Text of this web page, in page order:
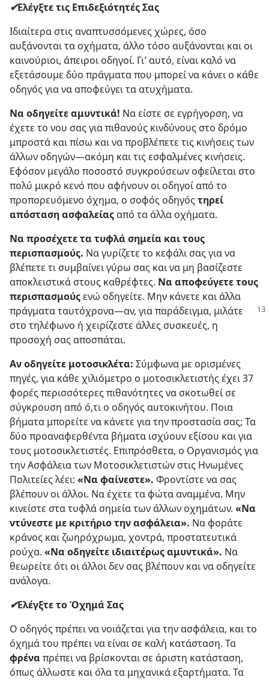
✔Ελέγξτε τις Επιδεξιότητές Σας
Ιδιαίτερα στις αναπτυσσόμενες χώρες, όσο
αυξάνονται τα οχήματα, άλλο τόσο αυξάνονται και οι
καινούριοι, άπειροι οδηγοί. Γι’ αυτό, είναι καλό να
εξετάσουμε δύο πράγματα που μπορεί να κάνει ο κάθε
οδηγός για να αποφεύγει τα ατυχήματα.
Να οδηγείτε αμυντικά! Να είστε σε εγρήγορση, να
έχετε το νου σας για πιθανούς κινδύνους στο δρόμο
μπροστά και πίσω και να προβλέπετε τις κινήσεις των
άλλων οδηγών​—ακόμη και τις εσφαλμένες κινήσεις.
Εφόσον μεγάλο ποσοστό συγκρούσεων οφείλεται στο
πολύ μικρό κενό που αφήνουν οι οδηγοί από το
προπορευόμενο όχημα, ο σοφός οδηγός τηρεί
απόσταση ασφαλείαςαπό τα άλλα οχήματα.
Να προσέχετε τα τυφλά σημεία και τους
περισπασμούς. Να γυρίζετε το κεφάλι σας για να
βλέπετε τι συμβαίνει γύρω σας και να μη βασίζεστε
αποκλειστικά στους καθρέφτες. Να αποφεύγετε τους
περισπασμούςενώ οδηγείτε. Μην κάνετε και άλλα
πράγματα ταυτόχρονα​—αν, για παράδειγμα, μιλάτε
στο τηλέφωνο ή χειρίζεστε άλλες συσκευές, η
προσοχή σας αποσπάται.
Αν οδηγείτε μοτοσικλέτα: Σύμφωνα με ορισμένες
πηγές, για κάθε χιλιόμετρο ο μοτοσικλετιστής έχει 37
φορές περισσότερες πιθανότητες να σκοτωθεί σε
σύγκρουση από ό,τι ο οδηγός αυτοκινήτου. Ποια
βήματα μπορείτε να κάνετε για την προστασία σας; Τα
δύο προαναφερθέντα βήματα ισχύουν εξίσου και για
τους μοτοσικλετιστές. Επιπρόσθετα, ο Οργανισμός για
την Ασφάλεια των Μοτοσικλετιστών στις Ηνωμένες
Πολιτείες λέει: «Να φαίνεστε». Φροντίστε να σας
βλέπουν οι άλλοι. Να έχετε τα φώτα αναμμένα. Μην
κινείστε στα τυφλά σημεία των άλλων οχημάτων. «Να
ντύνεστε με κριτήριο την ασφάλεια». Να φοράτε
κράνος και ζωηρόχρωμα, χοντρά, προστατευτικά
ρούχα. «Να οδηγείτε ιδιαιτέρως αμυντικά». Να
θεωρείτε ότι οι άλλοι δεν σας βλέπουν και να οδηγείτε
ανάλογα.
✔Ελέγξτε το Όχημά Σας
Ο οδηγός πρέπει να νοιάζεται για την ασφάλεια, και το
όχημά του πρέπει να είναι σε καλή κατάσταση. Τα
φρένα πρέπει να βρίσκονται σε άριστη κατάσταση,
όπως άλλωστε και όλα τα μηχανικά εξαρτήματα. Τα